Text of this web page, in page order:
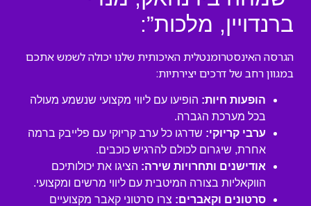
ברנדויין, מלכות”:
הגרסה האינסטרומנטלית האיכותית שלנו יכולה לשמש אתכם
במגוון רחב של דרכים יצירתיות:
הופעות חיות: הופיעו עם ליווי מקצועי שנשמע מעולה
בכל מערכת הגברה.
ערבי קריוקי: שדרגו כל ערב קריוקי עם פלייבק ברמה
אחרת, שיגרום לכולם להרגיש כוכבים.
אודישנים ותחרויות שירה: הציגו את יכולותיכם
הווקאליות בצורה המיטבית עם ליווי מרשים ומקצועי.
סרטונים וקאברים: צרו סרטוני קאבר מקצועיים